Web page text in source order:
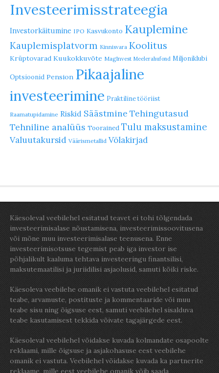
Investeerimisstrateegia
Investorkäitumine IPO Kasvukonto Kauplemine
Kauplemisplatvorm Kinnisvara Koolitus
Krüptovarad Kuukokkuvõte MagInvest Meelerahufond Miljoniklubi
Optsioonid Pension Pikaajaline
investeerimine Praktiline tööriist
Raamatupidamine Riskid Säästmine Tehingutasud
Tehniline analüüs Toorained Tulu maksustamine
Valuutakursid Väärismetallid Võlakirjad
Käesoleval veebilehel esitatud teavet ei tohi tõlgendada
investeerimisalase nõustamisena, investeerimissoovitusena
või mõne muu investeerimisalase teenusena. Enne
investeerimisotsuse tegemist peab iga investor ise
põhjalikult kaaluma tehtava investeeringu finantsilisi,
maksutemaatilisi ja juriidilisi asjaolusid, samuti kõiki riske.
Käesoleva veebilehe omanik ei vastuta veebilehel esitatud
teabe, arvamuste, postituste ja kommentaaride või muu
teabe sisu ning õigsuse eest, samuti veebilehel sisalduva
teabe kasutamisest tekkida võivate tagajärgede eest.
Käesoleval veebilehel võidakse kuvada kolmandate osapoolte
reklaami, mille õigsuse ja asjakohasuse eest veebilehe
omanik ei vastuta. Veebilehel võidakse kuvada ka partnerite
reklaame, mille eest veebilehe omanik võib saada